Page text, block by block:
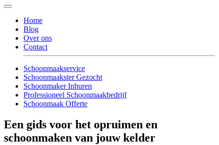
Home
Blog
Over ons
Contact
Schoonmaakservice
Schoonmaakster Gezocht
Schoonmaker Inhuren
Professioneel Schoonmaakbedrijf
Schoonmaak Offerte
Een gids voor het opruimen en
schoonmaken van jouw kelder